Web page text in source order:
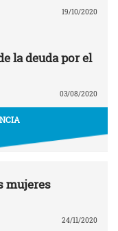
19/10/2020
la deuda por el
03/08/2020
mujeres
24/11/2020